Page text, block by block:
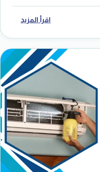
اقرأ المزيد